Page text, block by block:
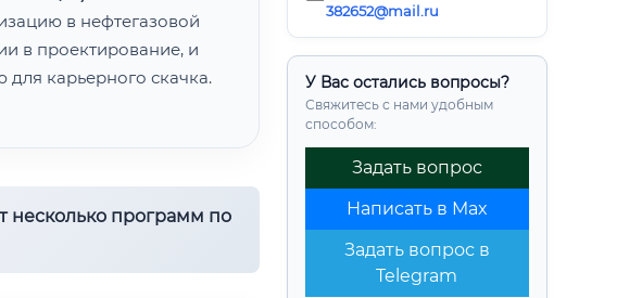
382652@mail.ru
У Вас остались вопросы?
Свяжитесь с нами удобным
способом:
Задать вопрос
Написать в Max
Задать вопрос в
Telegram
в нефтегазовой
в проектирование, и
карьерного скачка.
несколько программ по